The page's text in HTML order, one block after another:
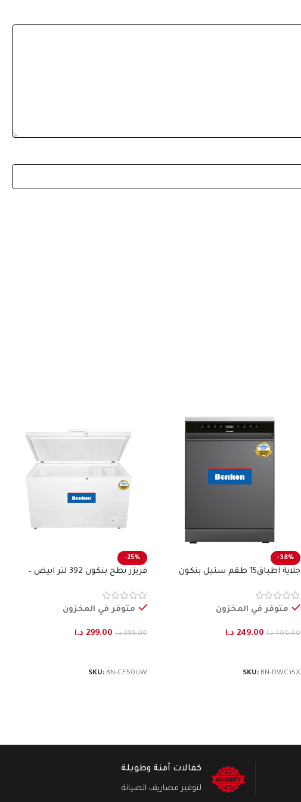
-38%
جلاية اطباق15 طقم ستيل بنكون
متوفر في المخزون
400.00 د.ا 249.00 د.ا
SKU: BN-DWC15X
-25%
فريزر بطح بنكون 392 لتر ابيض –
متوفر في المخزون
399.00 د.ا 299.00 د.ا
SKU: BN-CF500W
كفالات آمنة وطويلة
لتوفير مصاريف الصيانة